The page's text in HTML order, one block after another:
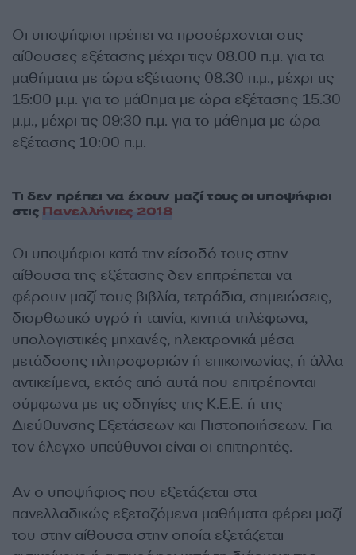
Οι υποψήφιοι πρέπει να προσέρχονται στις
αίθουσες εξέτασης μέχρι τιςv 08.00 π.μ. για τα
μαθήματα με ώρα εξέτασης 08.30 π.μ., μέχρι τις
15:00 μ.μ. για το μάθημα με ώρα εξέτασης 15.30
μ.μ., μέχρι τις 09:30 π.μ. για το μάθημα με ώρα
εξέτασης 10:00 π.μ.
Τι δεν πρέπει να έχουν μαζί τους οι υποψήφιοι
στις Πανελλήνιες 2018
Οι υποψήφιοι κατά την είσοδό τους στην
αίθουσα της εξέτασης δεν επιτρέπεται να
φέρουν μαζί τους βιβλία, τετράδια, σημειώσεις,
διορθωτικό υγρό ή ταινία, κινητά τηλέφωνα,
υπολογιστικές μηχανές, ηλεκτρονικά μέσα
μετάδοσης πληροφοριών ή επικοινωνίας, ή άλλα
αντικείμενα, εκτός από αυτά που επιτρέπονται
σύμφωνα με τις οδηγίες της Κ.Ε.Ε. ή της
Διεύθυνσης Εξετάσεων και Πιστοποιήσεων. Για
τον έλεγχο υπεύθυνοι είναι οι επιτηρητές.
Αν ο υποψήφιος που εξετάζεται στα
πανελλαδικώς εξεταζόμενα μαθήματα φέρει μαζί
του στην αίθουσα στην οποία εξετάζεται